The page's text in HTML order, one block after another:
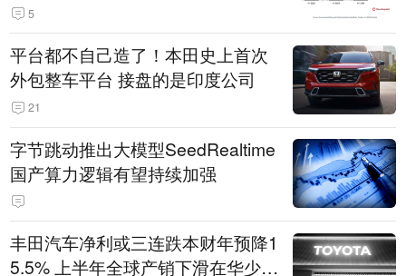
5
平台都不自己造了！本田史上首次
外包整车平台 接盘的是印度公司
21
字节跳动推出大模型SeedRealtime
国产算力逻辑有望持续加强
丰田汽车净利或三连跌本财年预降1
5.5% 上半年全球产销下滑在华少卖